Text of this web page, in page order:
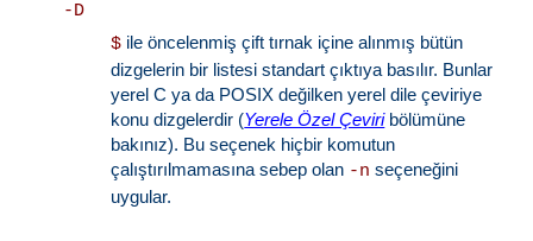
-D
$ ile öncelenmiş çift tırnak içine alınmış bütün
dizgelerin bir listesi standart çıktıya basılır. Bunlar
yerel C ya da POSIX değilken yerel dile çeviriye
konu dizgelerdir (Yerele Özel Çeviribölümüne
bakınız). Bu seçenek hiçbir komutun
çalıştırılmamasına sebep olan -n seçeneğini
uygular.